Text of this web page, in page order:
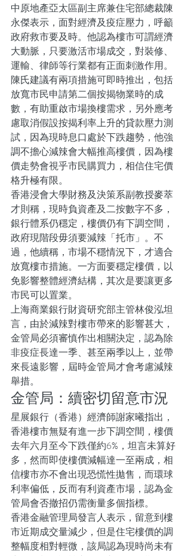
中原地產亞太區副主席兼住宅部總裁陳
永傑表示，面對經濟及疫症壓力，呼籲
政府救市要及時。他認為樓市可謂經濟
大動脈，只要激活市場成交，對裝修、
運輸、律師等行業都有正面刺激作用。
陳氏建議有兩項措施可即時推出，包括
放寬市民申請第二個按揭物業時的成
數，有助重啟市場換樓需求，另外應考
慮取消假設按揭利率上升的貸款壓力測
試，因為現時息口處於下跌趨勢，他強
調不擔心減辣會大幅推高樓價，因為樓
價走勢會視乎市民購買力，相信住宅價
格升極有限。
香港浸會大學財務及決策系副教授麥萃
才則稱，現時負資產及二按數字不多，
銀行體系仍穩定，樓價仍有下調空間，
政府現階段毋須要減辣「托市」。不
過，他續稱，市場不穩情況下，才適合
放寬樓市措施。一方面要穩定樓價，以
免影響整體經濟結構，其次是要讓更多
市民可以置業。
上海商業銀行財資研究部主管林俊泓坦
言，由於減辣對樓市帶來的影響甚大，
金管局必須審慎作出相關決定，認為除
非疫症長達一季、甚至兩季以上，並帶
來長遠影響，屆時金管局才會考慮減辣
舉措。
金管局：續密切留意市況
星展銀行（香港）經濟師謝家曦指出，
香港樓市無疑有進一步下調空間，樓價
去年六月至今下跌僅約6%，坦言未算好
多，然而即使樓價減幅達一至兩成，相
信樓市亦不會出現恐慌性拋售，而環球
利率偏低，反而有利資產市場，認為金
管局會否撤招仍需衡量多個指標。
香港金融管理局發言人表示，留意到樓
市近期成交量減少，但是住宅樓價的調
整幅度相對輕微，該局認為現時尚未有